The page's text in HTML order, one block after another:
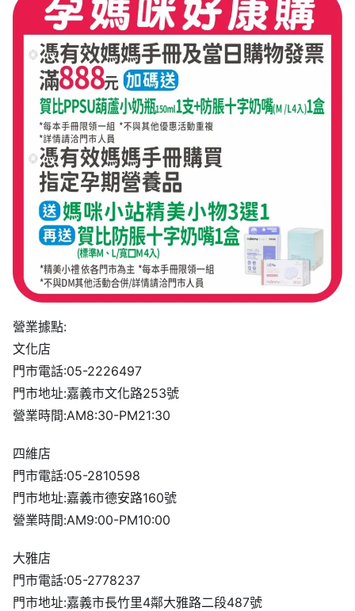
營業據點:
文化店
門市電話:05-2226497
門市地址:嘉義市文化路253號
營業時間:AM8:30-PM21:30
四維店
門市電話:05-2810598
門市地址:嘉義市德安路160號
營業時間:AM9:00-PM10:00
大雅店
門市電話:05-2778237
門市地址:嘉義市長竹里4鄰大雅路二段487號